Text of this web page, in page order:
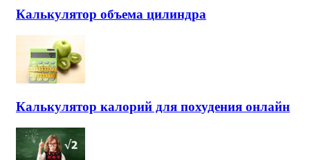
Калькулятор объема цилиндра
Калькулятор калорий для похудения онлайн